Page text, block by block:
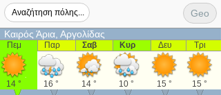
Geo
Καιρός Άρια, Αργολίδας
Πεμ
14 °
Παρ
16 °
Σαβ
14 °
Κυρ
10 °
Δευ
15 °
Τρι
15 °